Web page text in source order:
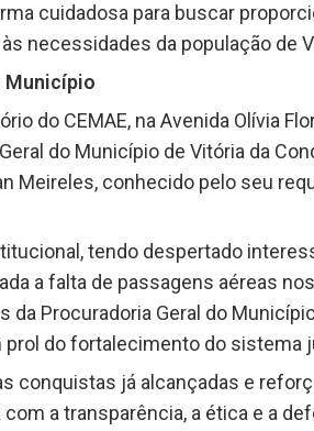
cuidadosa para buscar
necessidades da população de
Município
do CEMAE, na Avenida Olívia
do Município de Vitória da
Meireles, conhecido pelo seu
tendo despertado
a falta de passagens aéreas
Procuradoria Geral do
do fortalecimento do sistema
conquistas já alcançadas e
a transparência, a ética e a